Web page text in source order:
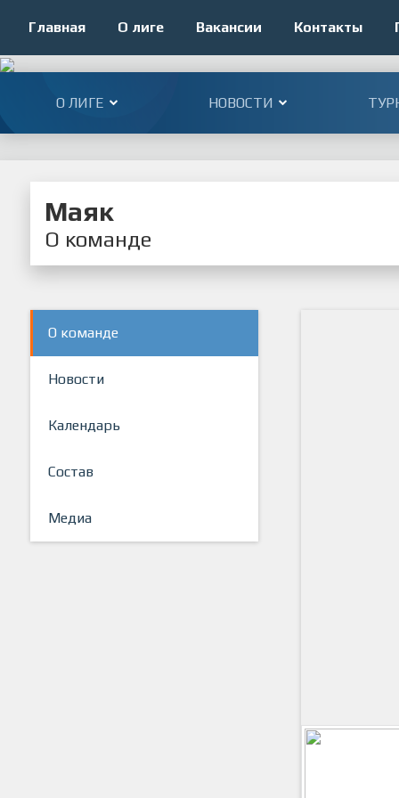
Главная О лиге Вакансии Контакты
О ЛИГЕ НОВОСТИ
Маяк
О команде
О команде
Новости
Календарь
Состав
Медиа